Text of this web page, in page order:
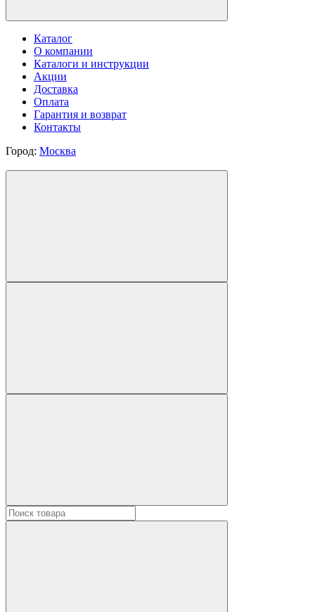
Каталог
О компании
Каталоги и инструкции
Акции
Доставка
Оплата
Гарантия и возврат
Контакты
Город: Москва